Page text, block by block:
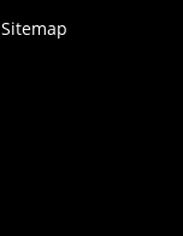
Sitemap